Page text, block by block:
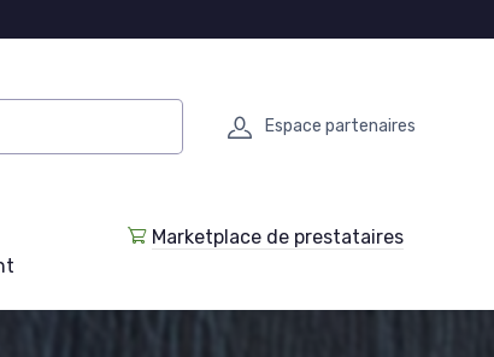
Espace partenaires
Marketplace de prestataires